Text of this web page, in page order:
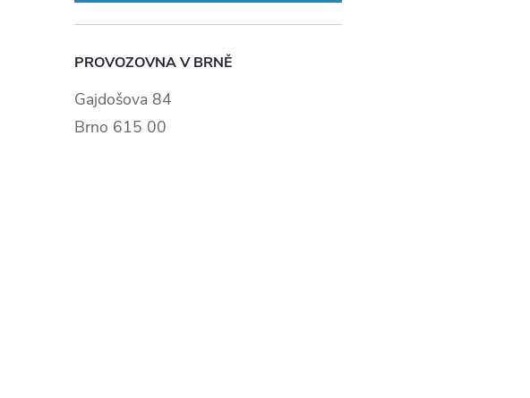
PROVOZOVNA V BRNĚ
Gajdošova 84
Brno 615 00